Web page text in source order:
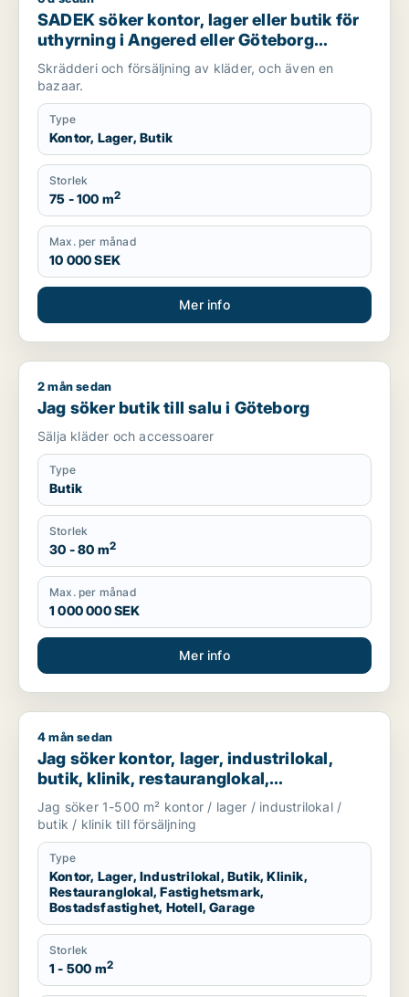
SADEK söker kontor, lager eller butik för
uthyrning i Angered eller Göteborg
Centrum
Skrädderi och försäljning av kläder, och även en
bazaar.
Type
Kontor, Lager, Butik
Storlek
75 - 100 m2
Max. per månad
10 000 SEK
Mer info
Jag söker butik till salu i Göteborg
2 mån sedan
Jag söker butik till salu i Göteborg
Sälja kläder och accessoarer
Type
Butik
Storlek
30 - 80 m2
Max. per månad
1 000 000 SEK
Mer info
Jag söker kontor, lager, industrilokal, butik, klinik,
4 mån sedan
Jag söker kontor, lager, industrilokal,
butik, klinik, restauranglokal,
fastighetsmark, bostadsfastighet, hotell
eller garage till salu i Linköping,
Falkenberg eller Varberg m.fl.
Jag söker 1-500 m² kontor / lager / industrilokal /
butik / klinik till försäljning
Type
Kontor, Lager, Industrilokal, Butik, Klinik,
Restauranglokal, Fastighetsmark,
Bostadsfastighet, Hotell, Garage
Storlek
1 - 500 m2